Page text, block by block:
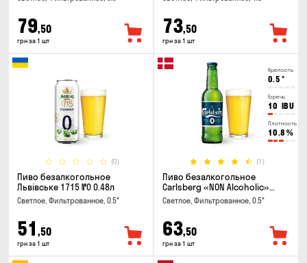
79,50
грн за 1 шт
73,50
грн за 1 шт
(0)
Пиво безалкогольное
Львівське 1715 №0 0.48л
Светлое, Фильтрованное, 0.5°
51 ,50
грн за 1 шт
Крепость
0.5 °
Горечь
10 IBU
Плотность
10.8 %
(1)
Пиво безалкогольное
Carlsberg «NON Alcoholic»
0.45л
Светлое, Фильтрованное, 0.5°
63,50
грн за 1 шт